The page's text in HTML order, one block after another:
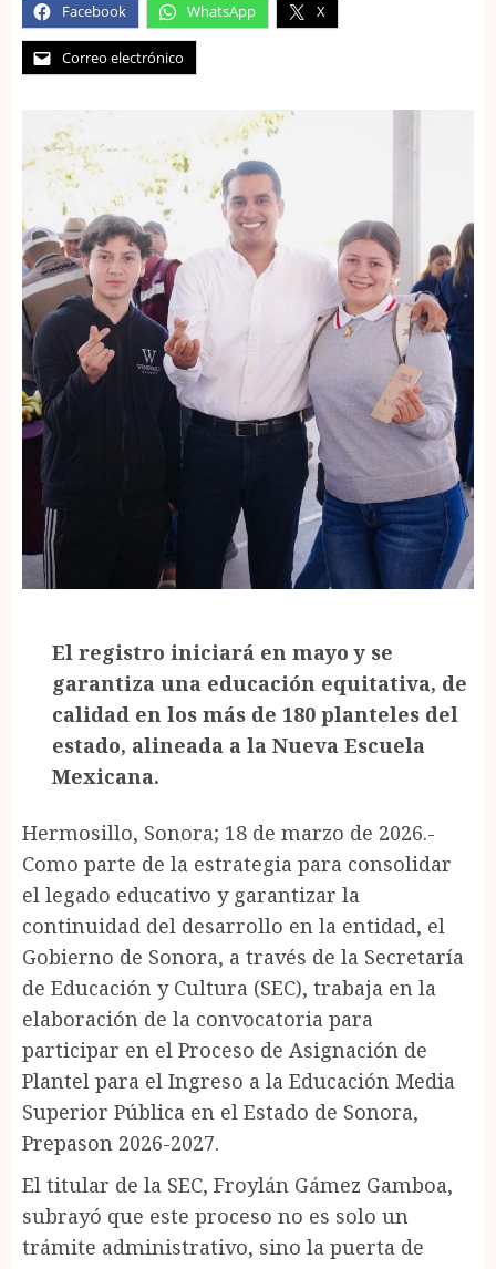
Facebook WhatsApp X
Correo electrónico
El registro iniciará en mayo y se
garantiza una educación equitativa, de
calidad en los más de 180 planteles del
estado, alineada a la Nueva Escuela
Mexicana.
Hermosillo, Sonora; 18 de marzo de 2026.-
Como parte de la estrategia para consolidar
el legado educativo y garantizar la
continuidad del desarrollo en la entidad, el
Gobierno de Sonora, a través de la Secretaría
de Educación y Cultura (SEC), trabaja en la
elaboración de la convocatoria para
participar en el Proceso de Asignación de
Plantel para el Ingreso a la Educación Media
Superior Pública en el Estado de Sonora,
Prepason 2026-2027.
El titular de la SEC, Froylán Gámez Gamboa,
subrayó que este proceso no es solo un
trámite administrativo, sino la puerta de